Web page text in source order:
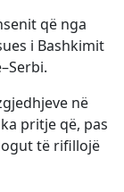
që nga
i Bashkimit
në
pritje që, pas
të rifillojë